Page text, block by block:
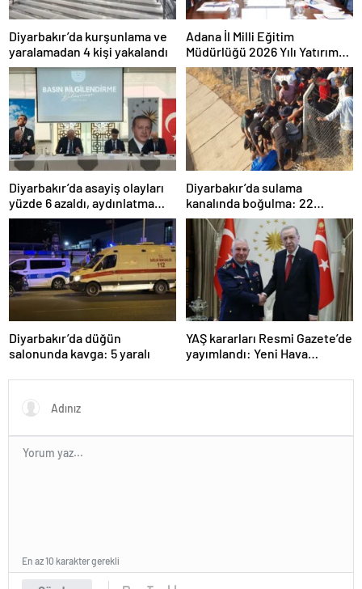
Diyarbakır’da kurşunlama ve
yaralamadan 4 kişi yakalandı
Adana İl Milli Eğitim
Müdürlüğü 2026 Yılı Yatırım
Programı değerlendirildi
Diyarbakır’da asayiş olayları
yüzde 6 azaldı, aydınlatma
oranı yüzde 98’e yükseldi
Diyarbakır’da sulama
kanalında boğulma: 22
yaşındaki genç hayatını
kaybetti
Diyarbakır’da düğün
salonunda kavga: 5 yaralı
YAŞ kararları Resmi Gazete’de
yayımlandı: Yeni Hava
Orgeneral Rafet Dalkıran
En az 10 karakter gerekli